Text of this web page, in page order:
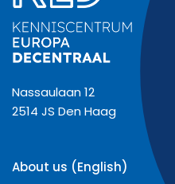
Nassaulaan 12
2514 JS Den Haag
About us (English)